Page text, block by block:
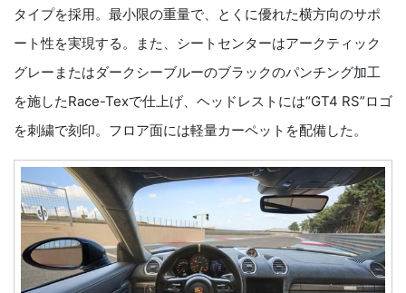
タイプを採用。最小限の重量で、とくに優れた横方向のサポ
ート性を実現する。また、シートセンターはアークティック
グレーまたはダークシーブルーのブラックのパンチング加工
を施したRace-Texで仕上げ、ヘッドレストには“GT4 RS”ロゴ
を刺繍で刻印。フロア面には軽量カーペットを配備した。